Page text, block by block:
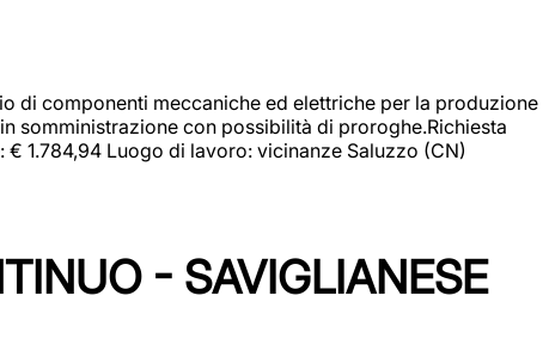
di componenti meccaniche ed elettriche per la produzione
somministrazione con possibilità di proroghe.Richiesta
1.784,94 Luogo di lavoro: vicinanze Saluzzo (CN)
- SAVIGLIANESE